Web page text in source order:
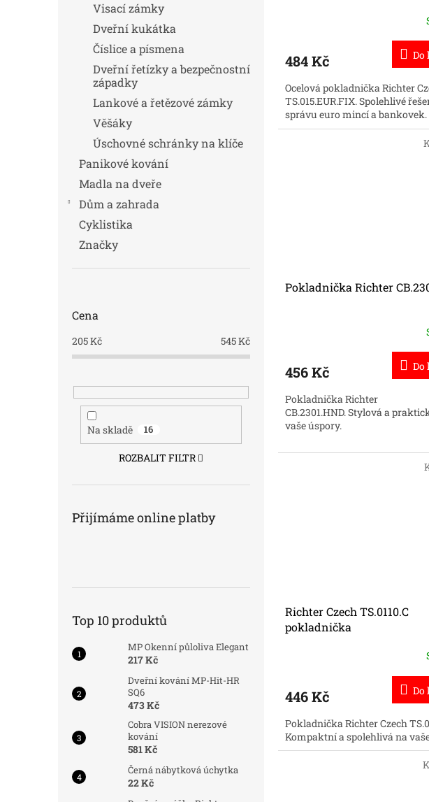
Visací zámky
Dveřní kukátka
Číslice a písmena
Dveřní řetízky a bezpečnostní
západky
Lankové a řetězové zámky
Věšáky
Úschovné schránky na klíče
Panikové kování
Madla na dveře
Dům a zahrada
Cyklistika
Značky
Cena
205Kč 545Kč
Na skladě 16
ROZBALIT FILTR
Přijímáme online platby
Top 10 produktů
MP Okenní půloliva Elegant
217 Kč
Dveřní kování MP-Hit-HR
SQ6
473 Kč
Cobra VISION nerezové
kování
581 Kč
Černá nábytková úchytka
22 Kč
484 Kč Do
Ocelová pokladnička Richter
TS.015.EUR.FIX. Spolehlivé
správu euro mincí a bankovek.
Pokladnička Richter
456 Kč Do
Pokladnička Richter
CB.2301.HND. Stylová a
vaše úspory.
Richter Czech TS.0110.C
pokladnička
je
z
5
hvězdiček.
446 Kč Do
Pokladnička Richter Czech
Kompaktní a spolehlivá na